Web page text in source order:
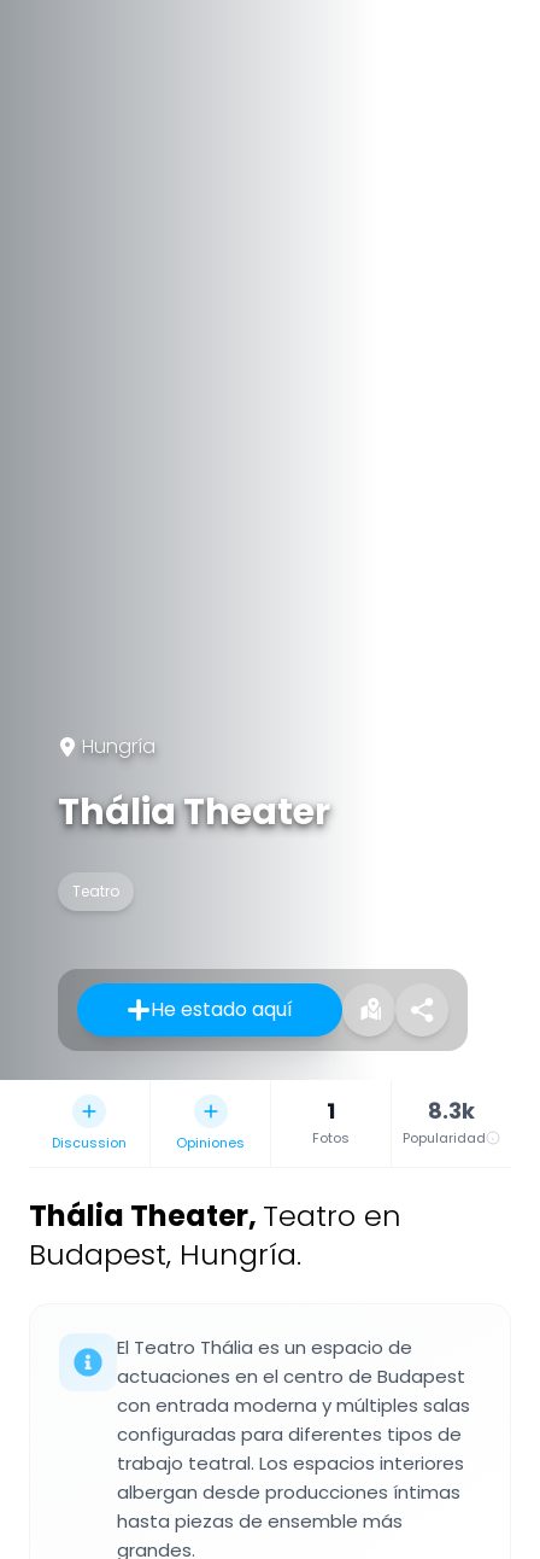
Hungría
Thália Theater
Teatro
He estado aquí
Discussion Opiniones
1
Fotos
8.3k
Popularidad
Thália Theater, Teatro en
Budapest, Hungría.
El Teatro Thália es un espacio de
actuaciones en el centro de Budapest
con entrada moderna y múltiples salas
configuradas para diferentes tipos de
trabajo teatral. Los espacios interiores
albergan desde producciones íntimas
hasta piezas de ensemble más
grandes.